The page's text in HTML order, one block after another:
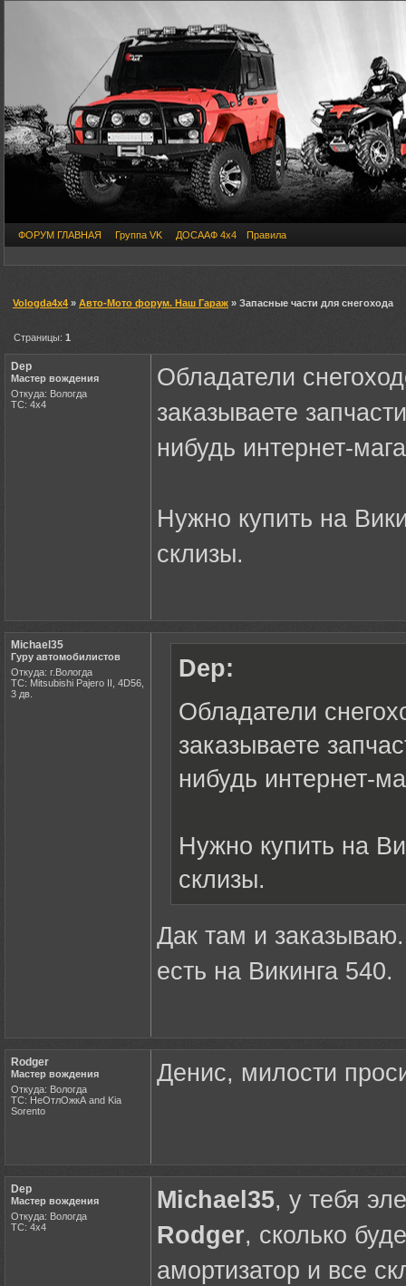
ФОРУМ ГЛАВНАЯ Группа VK ДОСААФ 4х4 Правила
Vologda4x4 » Авто-Мото форум. Наш Гараж » Запасные части для снегохода
Страницы:1
Dep
Мастер вождения
Откуда: Вологда
ТС: 4х4
Обладатели
заказываете
нибудь интернет-
Нужно купить на
склизы.
Michael35
Гуру автомобилистов
Откуда: г.Вологда
ТС: Mitsubishi Pajero II, 4D56,
3 дв.
Dep:
Обладатели
заказываете
нибудь интернет-
Нужно купить на
склизы.
Дак там и
есть на Викинга 540.
Rodger
Мастер вождения
Откуда: Вологда
ТС: НеОтлОжкА and Kia
Sorento
Денис, милости
Dep
Мастер вождения
Откуда: Вологда
ТС: 4х4
Michael35, у тебя
Rodger, сколько
амортизатор и все